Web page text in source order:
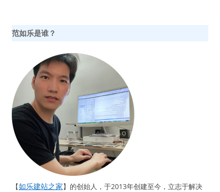
范如乐是谁？
【如乐建站之家】的创始人，于2013年创建至今，立志于解决